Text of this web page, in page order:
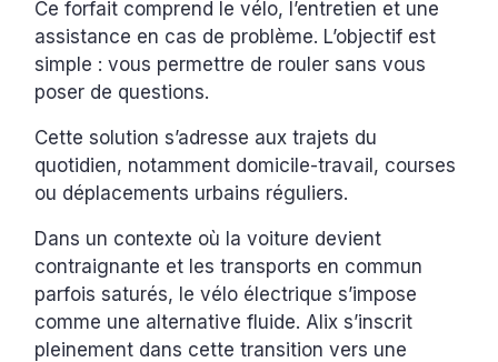
Ce forfait comprend le vélo, l’entretien et une
assistance en cas de problème. L’objectif est
simple : vous permettre de rouler sans vous
poser de questions.
Cette solution s’adresse aux trajets du
quotidien, notamment domicile-travail, courses
ou déplacements urbains réguliers.
Dans un contexte où la voiture devient
contraignante et les transports en commun
parfois saturés, le vélo électrique s’impose
comme une alternative fluide. Alix s’inscrit
pleinement dans cette transition vers une